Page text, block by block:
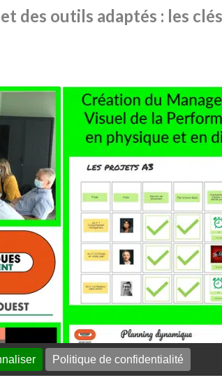
des outils adaptés : les
Politique de confidentialité